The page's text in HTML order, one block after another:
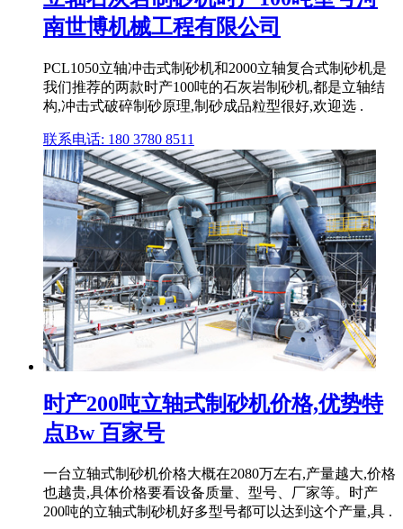
南世博机械工程有限公司
PCL1050立轴冲击式制砂机和2000立轴复合式制砂机是
我们推荐的两款时产100吨的石灰岩制砂机,都是立轴结
构,冲击式破碎制砂原理,制砂成品粒型很好,欢迎选 .
联系电话: 180 3780 8511
时产200吨立轴式制砂机价格,优势特
点Bw 百家号
一台立轴式制砂机价格大概在2080万左右,产量越大,价格
也越贵,具体价格要看设备质量、型号、厂家等。时产
200吨的立轴式制砂机好多型号都可以达到这个产量,具 .